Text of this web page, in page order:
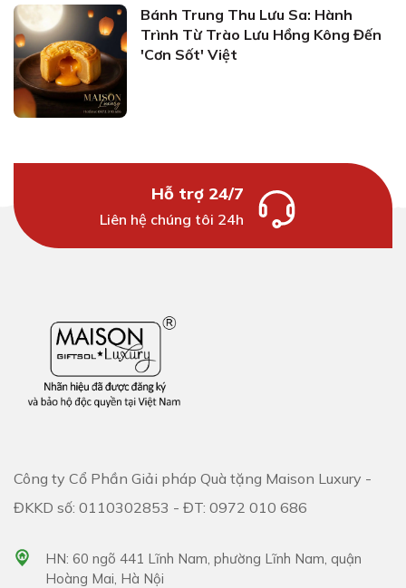
Bánh Trung Thu Lưu Sa: Hành
Trình Từ Trào Lưu Hồng Kông Đến
'Cơn Sốt' Việt
Hỗ trợ 24/7
Liên hệ chúng tôi 24h
Công ty Cổ Phần Giải pháp Quà tặng Maison Luxury -
ĐKKD số: 0110302853 - ĐT: 0972 010 686
HN: 60 ngõ 441 Lĩnh Nam, phường Lĩnh Nam, quận
Hoàng Mai, Hà Nội